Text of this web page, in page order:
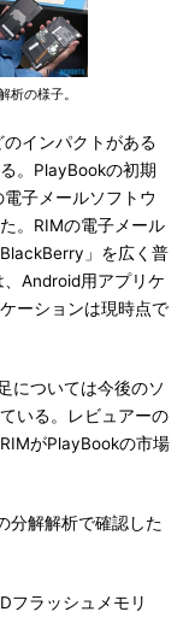
の様子。
インパクトがある
。PlayBookの初期
子メールソフトウ
。RIMの電子メール
」を広く普
Android用アプリケ
ーションは現時点で
については今後のソ
いる。レビュアーの
がPlayBookの市場
解解析で確認した
フラッシュメモリ